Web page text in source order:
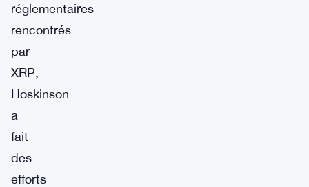
réglementaires
rencontrés
par
XRP,
Hoskinson
a
fait
des
efforts